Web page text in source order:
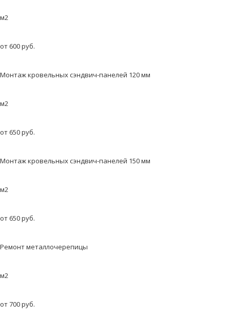
м2
от 600 руб.
Монтаж кровельных сэндвич-панелей 120 мм
м2
от 650 руб.
Монтаж кровельных сэндвич-панелей 150 мм
м2
от 650 руб.
Ремонт металлочерепицы
м2
от 700 руб.